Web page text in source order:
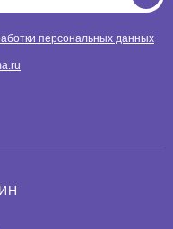
персональных данных